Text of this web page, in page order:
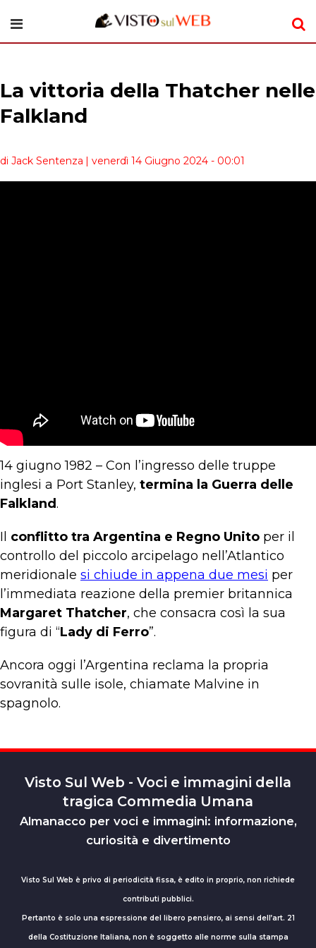
La vittoria della Thatcher nelle
Falkland
di Jack Sentenza | venerdì 14 Giugno 2024 - 00:01
14 giugno 1982 – Con l’ingresso delle truppe
inglesi a Port Stanley, termina la Guerra delle
Falkland.
Il conflitto tra Argentina e Regno Unito per il
controllo del piccolo arcipelago nell’Atlantico
meridionale si chiude in appena due mesi per
l’immediata reazione della premier britannica
Margaret Thatcher, che consacra così la sua
figura di “Lady di Ferro”.
Ancora oggi l’Argentina reclama la propria
sovranità sulle isole, chiamate Malvine in
spagnolo.
Visto Sul Web - Voci e immagini della
tragica Commedia Umana
Almanacco per voci e immagini: informazione,
curiosità e divertimento
Visto Sul Web è privo di periodicità fissa, è edito in proprio, non richiede
contributi pubblici.
Pertanto è solo una espressione del libero pensiero, ai sensi dell’art. 21
della Costituzione Italiana, non è soggetto alle norme sulla stampa